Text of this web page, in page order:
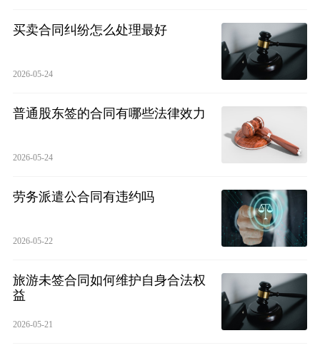
买卖合同纠纷怎么处理最好
2026-05-24
普通股东签的合同有哪些法律效力
2026-05-24
劳务派遣公合同有违约吗
2026-05-22
旅游未签合同如何维护自身合法权
益
2026-05-21